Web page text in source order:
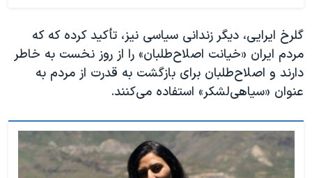
گلرخ ایرایی، دیگر زندانی سیاسی نیز، تأکید کرده که که
مردم ایران «خیانت اصلاح‌طلبان» را از روز نخست به خاطر
دارند و اصلاح‌طلبان برای بازگشت به قدرت از مردم به
عنوان «سیاهی‌لشکر» استفاده می‌کنند.